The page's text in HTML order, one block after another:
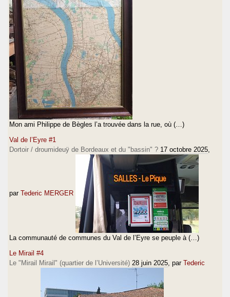
Mon ami Philippe de Bègles l’a trouvée dans la rue, où (…)
Val de l’Eyre #1
Dortoir / droumideuÿ de Bordeaux et du "bassin" ? 17 octobre 2025
par Tederic MERGER
La communauté de communes du Val de l’Eyre se peuple à (…)
Le Mirail #4
Le "Mirail Mirail" (quartier de l’Université) 28 juin 2025 , par Tederic